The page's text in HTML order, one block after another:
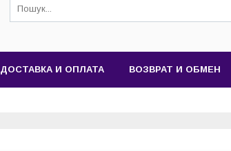
ДОСТАВКА И ОПЛАТА ВОЗВРАТ И ОБМЕН